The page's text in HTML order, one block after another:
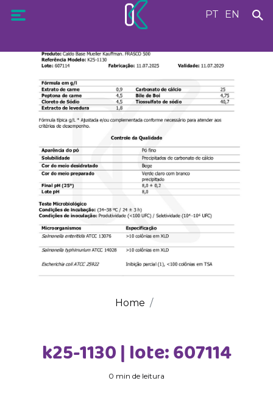
PT EN
Home
k25-1130 | lote: 607114
0 min de leitura